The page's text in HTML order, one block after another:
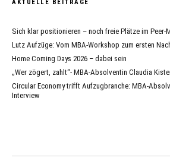
AKTUELLE BEITRÄGE
Sich klar positionieren – noch freie Plätze im Peer-
Lutz Aufzüge: Vom MBA-Workshop zum ersten
Home Coming Days 2026 – dabei sein
„Wer zögert, zahlt“- MBA-Absolventin Claudia
Circular Economy trifft Aufzugbranche: MBA-
Interview